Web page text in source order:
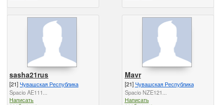
sasha21rus
[21]Чувашская Республика
Spacio AE111...
Написать
Mavr
[21]Чувашская Республика
Spacio NZE121...
Написать